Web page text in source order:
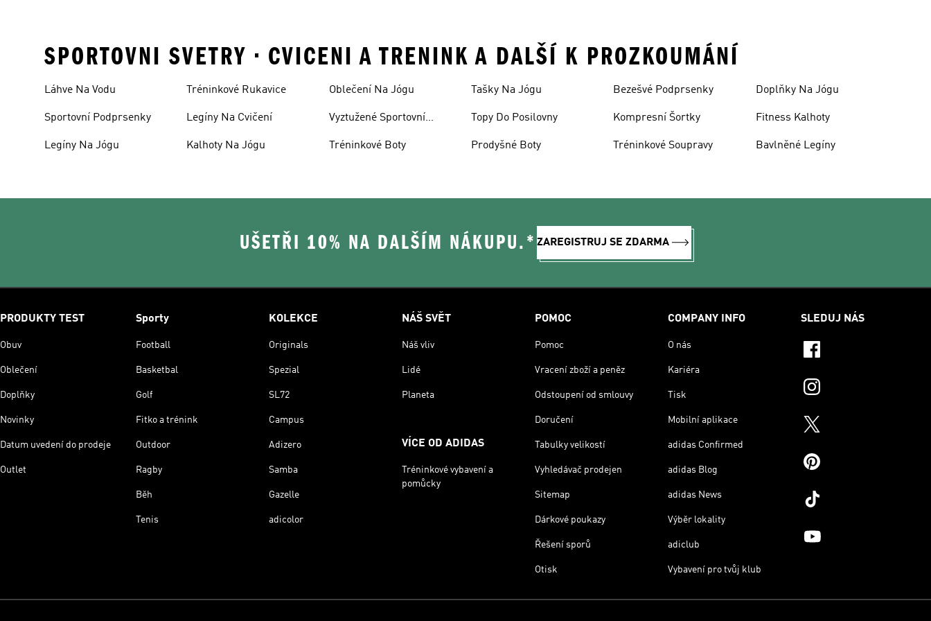
SPORTOVNI SVETRY • CVICENI A TRENINK A DALŠÍ K PROZKOUMÁNÍ
Láhve Na Vodu
Sportovní Podprsenky
Legíny Na Jógu
Tréninkové Rukavice
Legíny Na Cvičení
Kalhoty Na Jógu
Oblečení Na Jógu
Vyztužené Sportovní
Tréninkové Boty
Tašky Na Jógu
Topy Do Posilovny
Prodyšné Boty
Bezešvé Podprsenky
Kompresní Šortky
Tréninkové Soupravy
Doplňky Na Jógu
Fitness Kalhoty
Bavlněné Legíny
UŠETŘI 10% NA DALŠÍM NÁKUPU.* ZAREGISTRUJ SE ZDARMA
PRODUKTY TEST
Obuv
Oblečení
Doplňky
Novinky
Datum uvedení do prodeje
Outlet
Sporty
Football
Basketbal
Golf
Fitko a trénink
Outdoor
Ragby
Běh
Tenis
KOLEKCE
Originals
Spezial
SL72
Campus
Adizero
Samba
Gazelle
adicolor
NÁŠ SVĚT
Náš vliv
Lidé
Planeta
VÍCE OD ADIDAS
Tréninkové vybavení a
pomůcky
POMOC
Pomoc
Vracení zboží a peněz
Odstoupení od smlouvy
Doručení
Tabulky velikostí
Vyhledávač prodejen
Sitemap
Dárkové poukazy
Řešení sporů
Otisk
COMPANY INFO
O nás
Kariéra
Tisk
Mobilní aplikace
adidas Confirmed
adidas Blog
adidas News
Výběr lokality
adiclub
Vybavení pro tvůj klub
SLEDUJ NÁS